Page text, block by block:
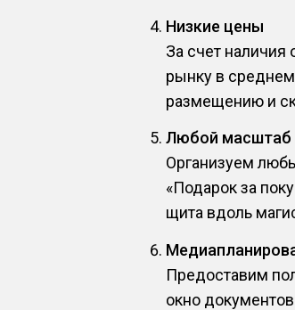
Низкие цены
За счет
рынку в
размещению и
Любой
Организуем
«Подарок за
щита вдоль
Предоставим
окно